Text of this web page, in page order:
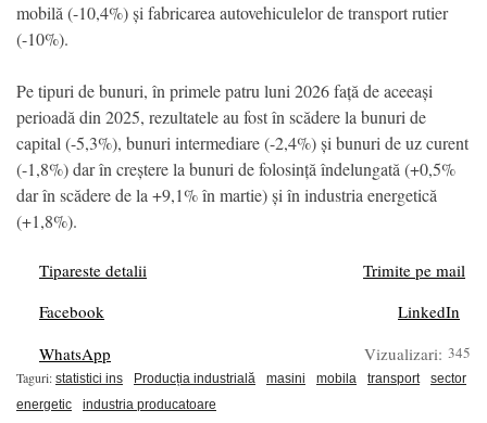
mobilă (-10,4%) și fabricarea autovehiculelor de transport rutier
(-10%).
Pe tipuri de bunuri, în primele patru luni 2026 față de aceeași
perioadă din 2025, rezultatele au fost în scădere la bunuri de
capital (-5,3%), bunuri intermediare (-2,4%) și bunuri de uz curent
(-1,8%) dar în creștere la bunuri de folosință îndelungată (+0,5%
dar în scădere de la +9,1% în martie) și în industria energetică
(+1,8%).
Tipareste detalii
Trimite pe mail
Facebook
LinkedIn
WhatsApp
Vizualizari: 345
Taguri: statistici ins Producția industrială masini mobila transport
sector
energetic
industria producatoare